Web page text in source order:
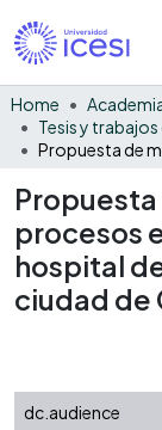
Home
Tesis y
procesos
hospital
ciudad de
dc.audience